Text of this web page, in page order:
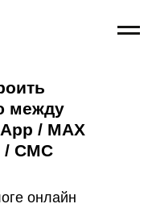
между
/ MAX
/ СМС
онлайн